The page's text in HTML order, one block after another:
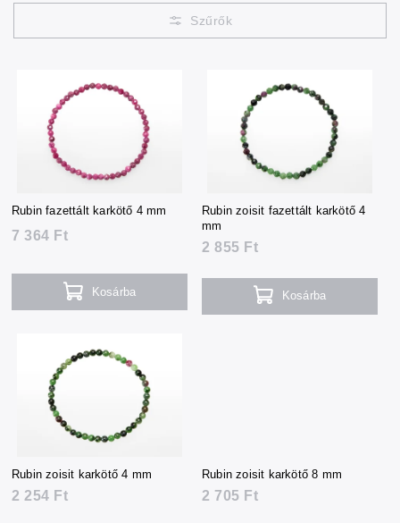
Legolcsóbb elöl
Legdrágább
Rubin fazettált karkötő 4 mm
7 364 Ft
Kosárba
Rubin zoisit fazettált karkötő 4
mm
2 855 Ft
Kosárba
Rubin zoisit karkötő 4 mm
2 254 Ft
Rubin zoisit karkötő 8 mm
2 705 Ft